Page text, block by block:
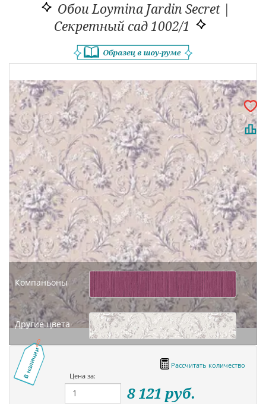
Обои Loymina Jardin Secret |
Секретный сад 1002/1
Компаньоны
Другие цвета
В наличии
Рассчитать количество
Цена за:
8 121 руб.